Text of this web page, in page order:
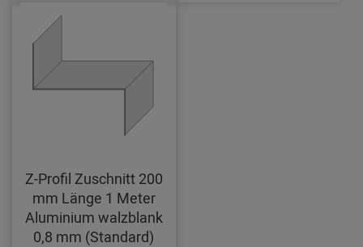
Z-Profil Zuschnitt 200
mm Länge 1 Meter
Aluminium walzblank
0,8 mm (Standard)